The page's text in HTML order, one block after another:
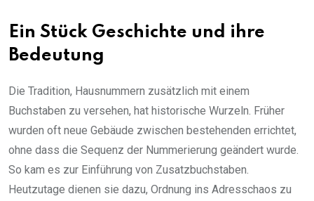
Ein Stück Geschichte und ihre
Bedeutung
Die Tradition, Hausnummern zusätzlich mit einem
Buchstaben zu versehen, hat historische Wurzeln. Früher
wurden oft neue Gebäude zwischen bestehenden errichtet,
ohne dass die Sequenz der Nummerierung geändert wurde.
So kam es zur Einführung von Zusatzbuchstaben.
Heutzutage dienen sie dazu, Ordnung ins Adresschaos zu